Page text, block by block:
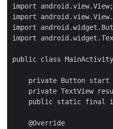
import android.view.View;
import
import
import
public class
private Button start
private TextView
public static final
    @Override